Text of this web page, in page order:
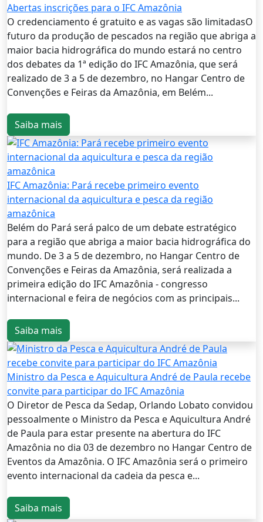
Abertas inscrições para o IFC Amazônia
O credenciamento é gratuito e as vagas são limitadasO
futuro da produção de pescados na região que abriga a
maior bacia hidrográfica do mundo estará no centro
dos debates da 1ª edição do IFC Amazônia, que será
realizado de 3 a 5 de dezembro, no Hangar Centro de
Convenções e Feiras da Amazônia, em Belém...
Saiba mais
IFC Amazônia: Pará recebe primeiro evento
internacional da aquicultura e pesca da região
amazônica
Belém do Pará será palco de um debate estratégico
para a região que abriga a maior bacia hidrográfica do
mundo. De 3 a 5 de dezembro, no Hangar Centro de
Convenções e Feiras da Amazônia, será realizada a
primeira edição do IFC Amazônia - congresso
internacional e feira de negócios com as principais...
Saiba mais
Ministro da Pesca e Aquicultura André de Paula recebe
convite para participar do IFC Amazônia
O Diretor de Pesca da Sedap, Orlando Lobato convidou
pessoalmente o Ministro da Pesca e Aquicultura André
de Paula para estar presente na abertura do IFC
Amazônia no dia 03 de dezembro no Hangar Centro de
Eventos da Amazônia. O IFC Amazônia será o primeiro
evento internacional da cadeia da pesca e...
Saiba mais